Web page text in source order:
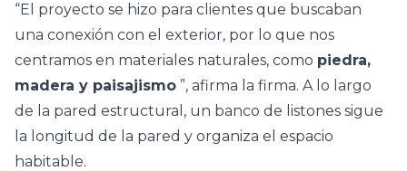
“El proyecto se hizo para clientes que buscaban
una conexión con el exterior, por lo que nos
centramos en materiales naturales, como piedra,
madera y paisajismo ”, afirma la firma. A lo largo
de la pared estructural, un banco de listones sigue
la longitud de la pared y organiza el espacio
habitable.